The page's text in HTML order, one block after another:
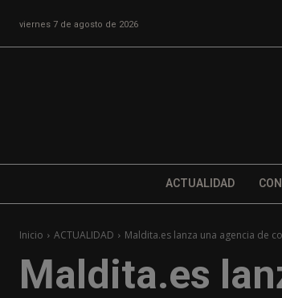
viernes 7 de agosto de 2026
ACTUALIDAD
Inicio ACTUALIDAD Maldita.es lanza una agencia de
Maldita.es